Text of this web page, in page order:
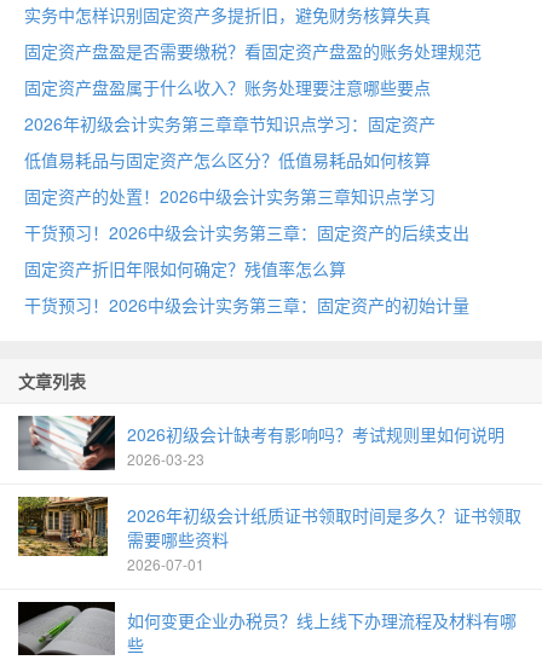
实务中怎样识别固定资产多提折旧，避免财务核算失真
固定资产盘盈是否需要缴税？看固定资产盘盈的账务处理规范
固定资产盘盈属于什么收入？账务处理要注意哪些要点
2026年初级会计实务第三章章节知识点学习：固定资产
低值易耗品与固定资产怎么区分？低值易耗品如何核算
固定资产的处置！2026中级会计实务第三章知识点学习
干货预习！2026中级会计实务第三章：固定资产的后续支出
固定资产折旧年限如何确定？残值率怎么算
干货预习！2026中级会计实务第三章：固定资产的初始计量
文章列表
2026初级会计缺考有影响吗？考试规则里如何说明
2026-03-23
2026年初级会计纸质证书领取时间是多久？证书领取
需要哪些资料
2026-07-01
如何变更企业办税员？线上线下办理流程及材料有哪
些